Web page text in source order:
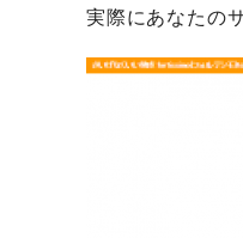
実際にあなたの